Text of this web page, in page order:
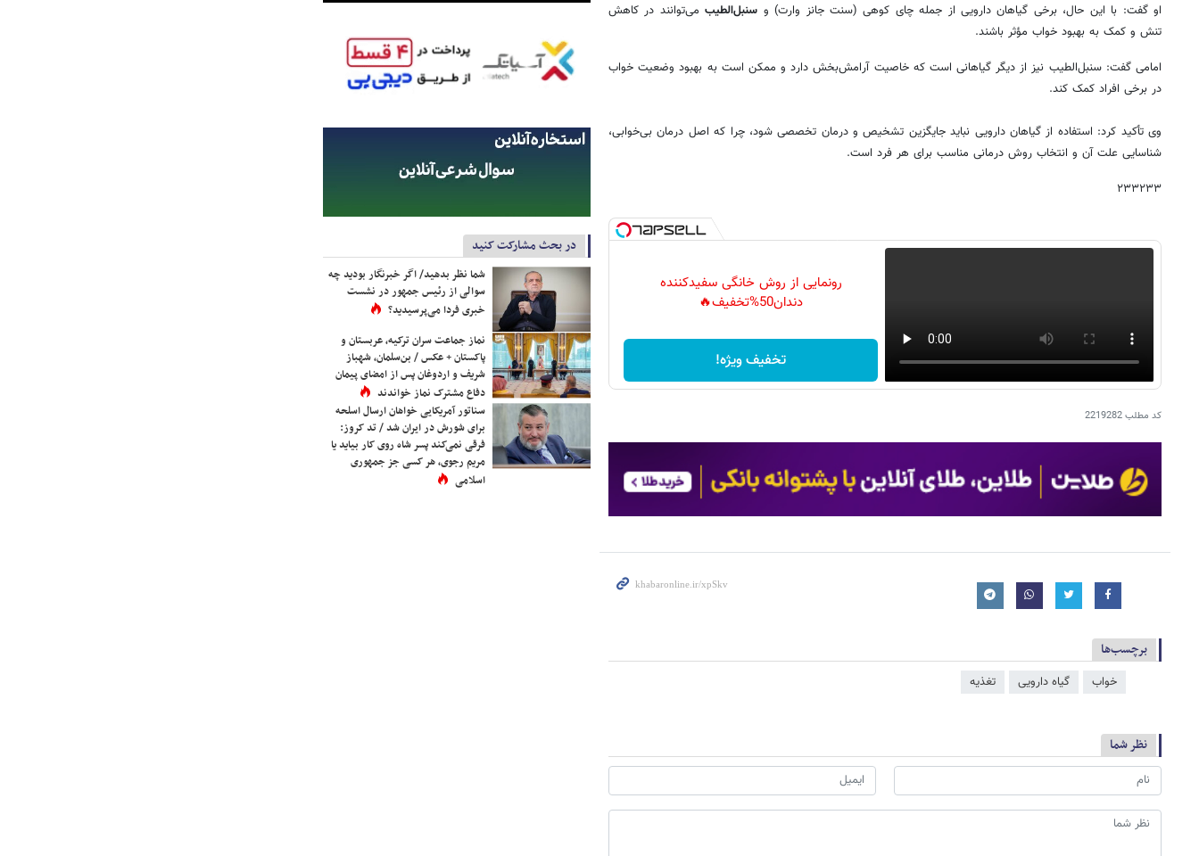
او گفت: با این حال، برخی گیاهان دارویی از جمله چای کوهی (سنت جانز وارت) و سنبل‌الطیب می‌توانند در کاهش
تنش و کمک به بهبود خواب مؤثر باشند.
امامی گفت: سنبل‌الطیب نیز از دیگر گیاهانی است که خاصیت آرامش‌بخش دارد و ممکن است به بهبود وضعیت خواب
در برخی افراد کمک کند.
وی تأکید کرد: استفاده از گیاهان دارویی نباید جایگزین تشخیص و درمان تخصصی شود، چرا که اصل درمان بی‌خوابی،
شناسایی علت آن و انتخاب روش درمانی مناسب برای هر فرد است.
۲۳۳۲۳۳
رونمایی از روش خانگی سفیدکننده
دندان50%تخفیف🔥
تخفیف ویژه!
کد مطلب2219282
برچسب‌ها
خواب گیاه دارویی تغذیه
نظر شما
در بحث مشارکت کنید
شما نظر بدهید/ اگر خبرنگار بودید چه
سوالی از رئیس جمهور در نشست
خبری فردا می‌پرسیدید؟
نماز جماعت سران ترکیه، عربستان و
پاکستان + عکس / بن‌سلمان، شهباز
شریف و اردوغان پس از امضای پیمان
دفاع مشترک نماز خواندند
سناتور آمریکایی خواهان ارسال اسلحه
برای شورش در ایران شد / تد کروز:
فرقی نمی‌کند پسر شاه روی کار بیاید یا
مریم رجوی، هر کسی جز جمهوری
اسلامی